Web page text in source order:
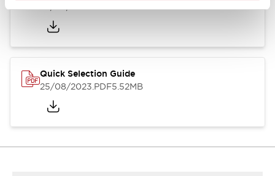
25/08/2023.PDF359.51KB
Quick Selection Guide
25/08/2023.PDF5.52MB